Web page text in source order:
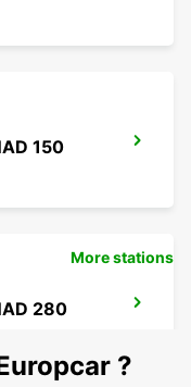
150
280
More stations
?